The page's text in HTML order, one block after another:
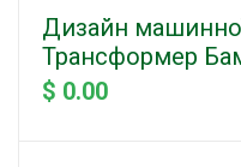
Дизайн
Трансформер
$ 0.00